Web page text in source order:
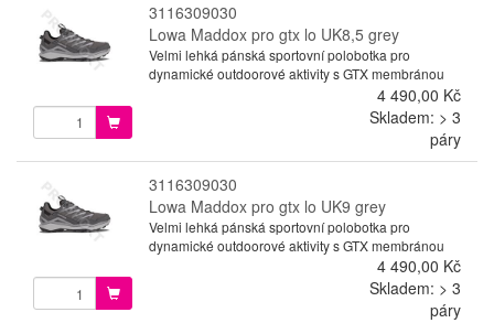
3116309030
Lowa Maddox pro gtx lo UK8,5 grey
Velmi lehká pánská sportovní polobotka pro
dynamické outdoorové aktivity s GTX membránou
4 490,00 Kč
Skladem: > 3
páry
3116309030
Lowa Maddox pro gtx lo UK9 grey
Velmi lehká pánská sportovní polobotka pro
dynamické outdoorové aktivity s GTX membránou
4 490,00 Kč
Skladem: > 3
páry